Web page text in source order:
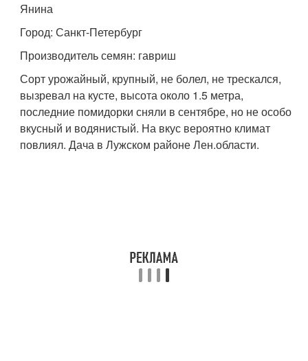
Янина
Город: Санкт-Петербург
Производитель семян: гавриш
Сорт урожайный, крупный, не болел, не трескался,
вызревал на кусте, высота около 1.5 метра,
последние помидорки сняли в сентябре, но не особо
вкусный и водянистый. На вкус вероятно климат
повлиял. Дача в Лужском районе Лен.области.